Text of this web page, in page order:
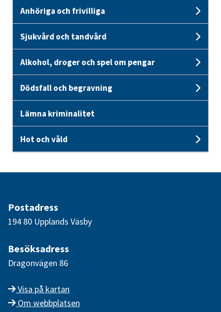
Anhöriga och frivilliga
Sjukvård och tandvård
Alkohol, droger och spel om pengar
Dödsfall och begravning
Lämna kriminalitet
Hot och våld
Postadress
194 80 Upplands Väsby
Besöksadress
Dragonvägen 86
Visa på kartan
Om webbplatsen